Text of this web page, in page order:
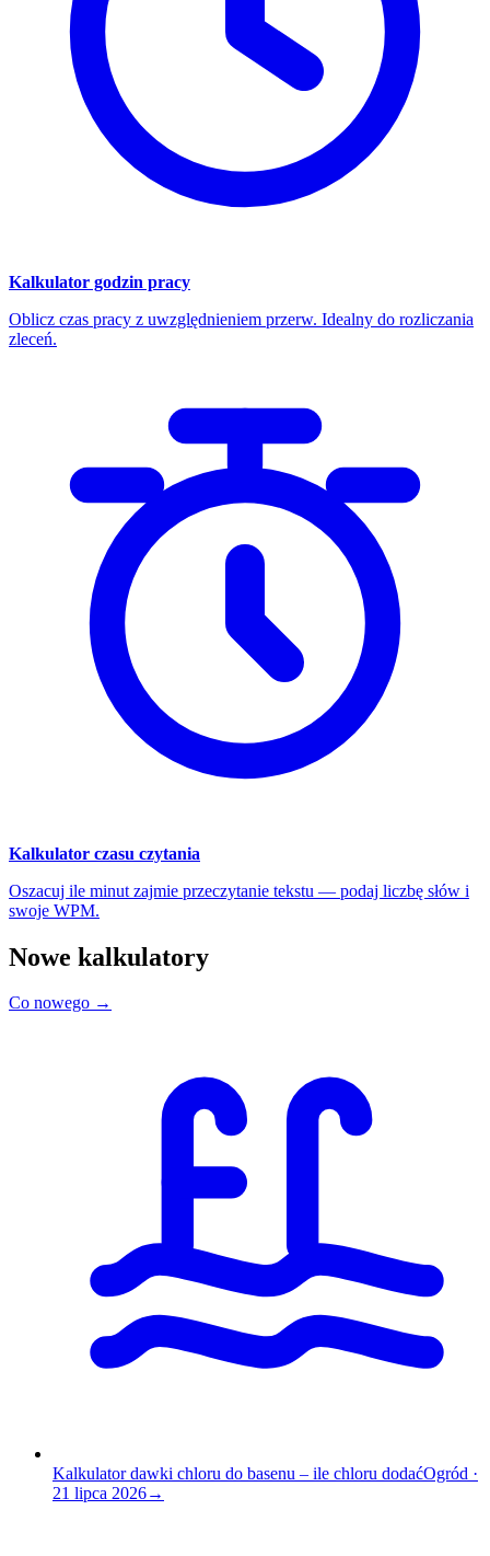
Kalkulator godzin pracy
Oblicz czas pracy z uwzględnieniem przerw. Idealny do rozliczania
zleceń.
Kalkulator czasu czytania
Oszacuj ile minut zajmie przeczytanie tekstu — podaj liczbę słów i
swoje WPM.
Nowe kalkulatory
Co nowego →
Kalkulator dawki chloru do basenu – ile chloru dodaćOgród ·
21 lipca 2026→